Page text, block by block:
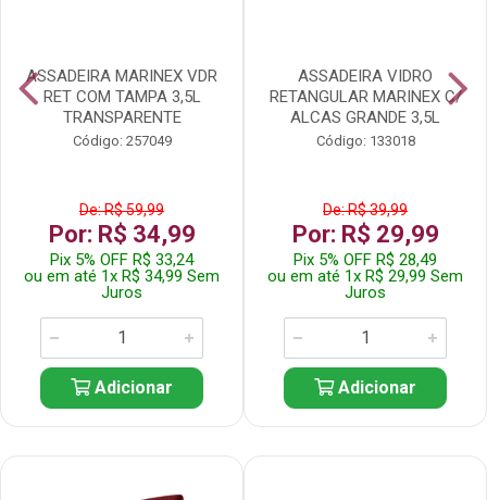
ASSADEIRA MARINEX VDR
RET COM TAMPA 3,5L
TRANSPARENTE
Código: 257049
De: R$ 59,99
Por: R$ 34,99
Pix 5% OFF R$ 33,24
ou em até 1x R$ 34,99 Sem
Juros
Adicionar
ASSADEIRA VIDRO
RETANGULAR MARINEX C/
ALCAS GRANDE 3,5L
Código: 133018
De: R$ 39,99
Por: R$ 29,99
Pix 5% OFF R$ 28,49
ou em até 1x R$ 29,99 Sem
Juros
Adicionar